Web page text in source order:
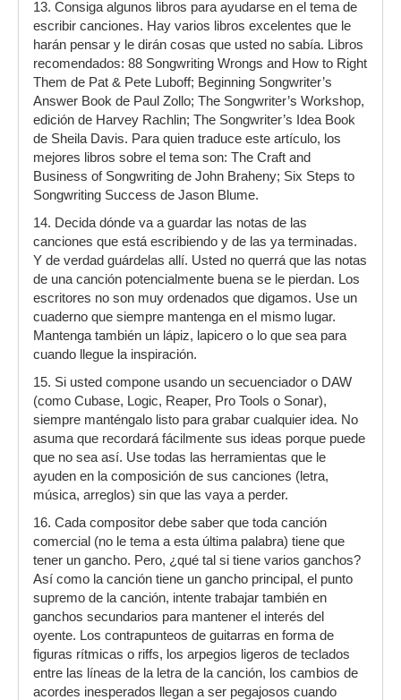
13. Consiga algunos libros para ayudarse en el tema de
escribir canciones. Hay varios libros excelentes que le
harán pensar y le dirán cosas que usted no sabía. Libros
recomendados: 88 Songwriting Wrongs and How to Right
Them de Pat & Pete Luboff; Beginning Songwriter’s
Answer Book de Paul Zollo; The Songwriter’s Workshop,
edición de Harvey Rachlin; The Songwriter’s Idea Book
de Sheila Davis. Para quien traduce este artículo, los
mejores libros sobre el tema son: The Craft and
Business of Songwriting de John Braheny; Six Steps to
Songwriting Success de Jason Blume.
14. Decida dónde va a guardar las notas de las
canciones que está escribiendo y de las ya terminadas.
Y de verdad guárdelas allí. Usted no querrá que las notas
de una canción potencialmente buena se le pierdan. Los
escritores no son muy ordenados que digamos. Use un
cuaderno que siempre mantenga en el mismo lugar.
Mantenga también un lápiz, lapicero o lo que sea para
cuando llegue la inspiración.
15. Si usted compone usando un secuenciador o DAW
(como Cubase, Logic, Reaper, Pro Tools o Sonar),
siempre manténgalo listo para grabar cualquier idea. No
asuma que recordará fácilmente sus ideas porque puede
que no sea así. Use todas las herramientas que le
ayuden en la composición de sus canciones (letra,
música, arreglos) sin que las vaya a perder.
16. Cada compositor debe saber que toda canción
comercial (no le tema a esta última palabra) tiene que
tener un gancho. Pero, ¿qué tal si tiene varios ganchos?
Así como la canción tiene un gancho principal, el punto
supremo de la canción, intente trabajar también en
ganchos secundarios para mantener el interés del
oyente. Los contrapunteos de guitarras en forma de
figuras rítmicas o riffs, los arpegios ligeros de teclados
entre las líneas de la letra de la canción, los cambios de
acordes inesperados llegan a ser pegajosos cuando